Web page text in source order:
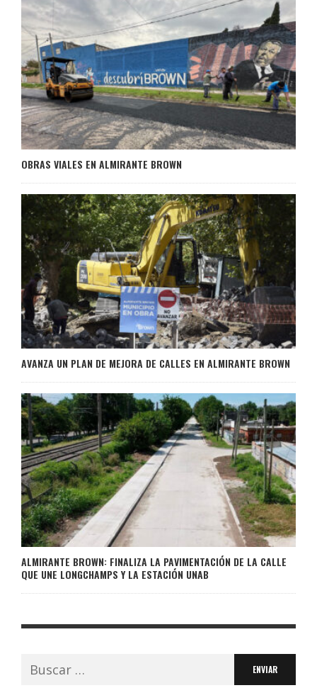
OBRAS VIALES EN ALMIRANTE BROWN
AVANZA UN PLAN DE MEJORA DE CALLES EN ALMIRANTE BROWN
ALMIRANTE BROWN: FINALIZA LA PAVIMENTACIÓN DE LA CALLE
QUE UNE LONGCHAMPS Y LA ESTACIÓN UNAB
Buscar: